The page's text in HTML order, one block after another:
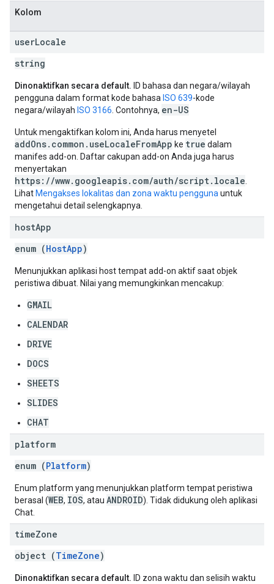
Kolom
userLocale
string
Dinonaktifkan secara default. ID bahasa dan negara/wilayah
pengguna dalam format kode bahasa ISO 639-kode
negara/wilayah ISO 3166 . Contohnya, en-US
Untuk mengaktifkan kolom ini, Anda harus menyetel
addOns.common.useLocaleFromApp ke true dalam
manifes add-on. Daftar cakupan add-on Anda juga harus
menyertakan
https://www.googleapis.com/auth/script.locale
Lihat Mengakses lokalitas dan zona waktu pengguna untuk
mengetahui detail selengkapnya.
hostApp
enum (HostApp)
Menunjukkan aplikasi host tempat add-on aktif saat objek
peristiwa dibuat. Nilai yang memungkinkan mencakup:
GMAIL
CALENDAR
DRIVE
DOCS
SHEETS
SLIDES
CHAT
platform
enum (Platform)
Enum platform yang menunjukkan platform tempat peristiwa
berasal (WEB, IOS, atau ANDROID). Tidak didukung oleh aplikasi
Chat.
timeZone
object (TimeZone)
Dinonaktifkan secara default. ID zona waktu dan selisih waktu